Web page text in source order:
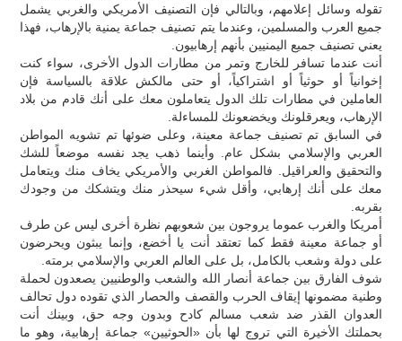
تقوله وسائل إعلامهم، وبالتالي فإن التصنيف الأمريكي والغربي يشمل
جميع العرب والمسلمين، وعندما يتم تصنيف جماعة يمنية بالإرهاب، فهذا
يعني تصنيف جميع اليمنيين بأنهم إرهابيون.
أنت عندما تسافر للخارج وتمر من مطارات الدول الأخرى، سواء كنت
إخوانياً أو حوثياً أو اشتراكياً، أو حتى مالكش علاقة بالسياسة فإن
العاملين في مطارات تلك الدول يتعاملون معك على أنك قادم من بلاد
الإرهاب، ويعرقلونك ويخضعونك للمساءلة.
في السابق تم تصنيف جماعة معينة، وعلى ضوئها تم تشويه المواطن
العربي والإسلامي بشكل عام. وأينما ذهب يجد نفسه موضعاً للشك
والتحقيق والعراقيل. فالمواطن الغربي والأمريكي يخاف منك ويتعامل
معك على أنك إرهابي، وأقل شيء سيحذر منك ويتشكك من وجودك
بقربه.
أمريكا والغرب عموما يروجون بين شعوبهم نظرة أخرى ليس عن طرف
أو جماعة معينة فقط كما تعتقد أنت يا أخضع، وإنما يبثون ويحرضون
على دولة وشعب بالكامل، بل على العالم العربي والإسلامي برمته.
شوف الفارق بين جماعة أنصار الله والشعب والوطنيين يصعدون لحملة
وطنية مضمونها إيقاف الحرب والقصف والحصار الذي تقوده دول تحالف
العدوان القذر ضد شعب مسالم كادح وبدون وجه حق، وبينك أنت
بحملتك الأخيرة التي تروج لها بأن «الحوثيين» جماعة إرهابية، وهو ما